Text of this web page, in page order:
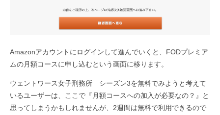
Amazonアカウントにログインして進んでいくと、FODプレミア
ムの月額コースに申し込むという画面に移ります。
ウェントワース女子刑務所 シーズン3を無料でみようと考えて
いるユーザーは、ここで『月額コースへの加入が必要なの？』と
思ってしまうかもしれませんが、2週間は無料で利用できるので